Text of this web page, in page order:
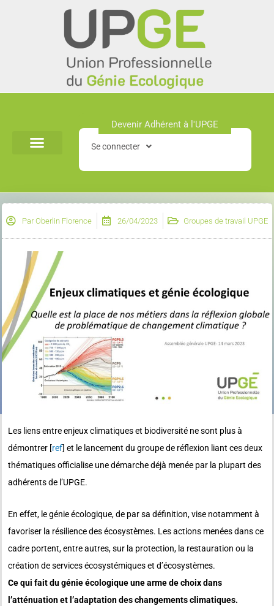
Devenir Adhérent à l'UPGE​
Se connecter
ParOberlin Florence 26/04/2023 Groupes de travail UPGE
Les liens entre enjeux climatiques et biodiversité ne sont plus à
démontrer [ref] et le lancement du groupe de réflexion liant ces deux
thématiques officialise une démarche déjà menée par la plupart des
adhérents de l’UPGE.
En effet, le génie écologique, de par sa définition, vise notamment à
favoriser la résilience des écosystèmes. Les actions menées dans ce
cadre portent, entre autres, sur la protection, la restauration ou la
création de services écosystémiques et d’écosystèmes.
Ce qui fait du génie écologique une arme de choix dans
l’atténuation et l’adaptation des changements climatiques.